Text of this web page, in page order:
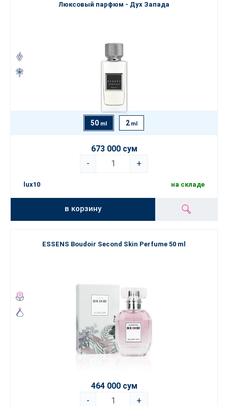
Люксовый парфюм - Дух Запада
50 ml 2 ml
673 000 сум
-
+
lux10 на складе
в корзину
ESSENS Boudoir Second Skin Perfume 50 ml
464 000 сум
-
+